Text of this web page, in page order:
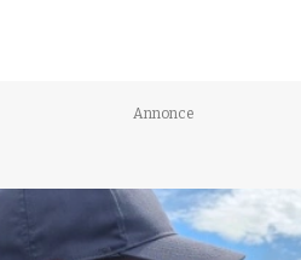
Annonce